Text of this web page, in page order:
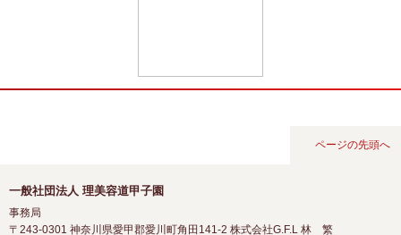
ページの先頭へ
一般社団法人 理美容道甲子園
事務局
〒243-0301 神奈川県愛甲郡愛川町角田141-2 株式会社G.F.L 林 繁